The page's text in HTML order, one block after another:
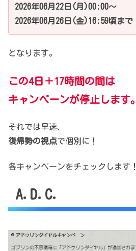
2026年06月22日(月)00:00～
2026年06月26日(金)16:59頃まで
となります。
この4日＋17時間の間は
キャンペーンが停止します。
それでは早速、
復帰勢の視点で個別に！
各キャンペーンをチェックします！
A.D.C.